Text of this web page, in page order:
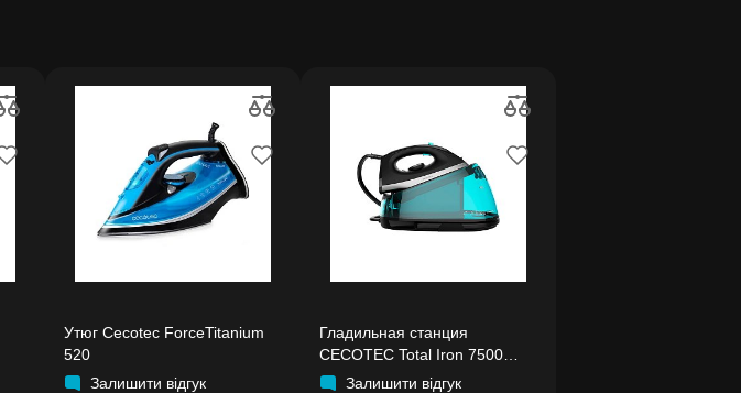
Утюг Cecotec ForceTitanium
520
Залишити відгук
Гладильная станция
CECOTEC Total Iron 7500
TurboSlim
Залишити відгук